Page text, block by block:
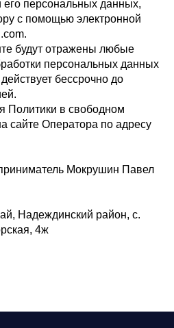
персональных данных,
с помощью электронной
будут отражены любые
персональных данных
бессрочно до
Политики в свободном
сайте Оператора по адресу
Мокрушин Павел
Надеждинский район, с.
4ж